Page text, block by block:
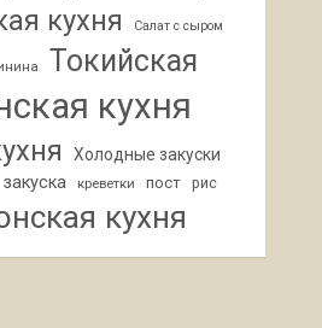
кухня Салат с сыром
Токийская
кухня
Холодные закуски
закуска креветки пост рис
кухня